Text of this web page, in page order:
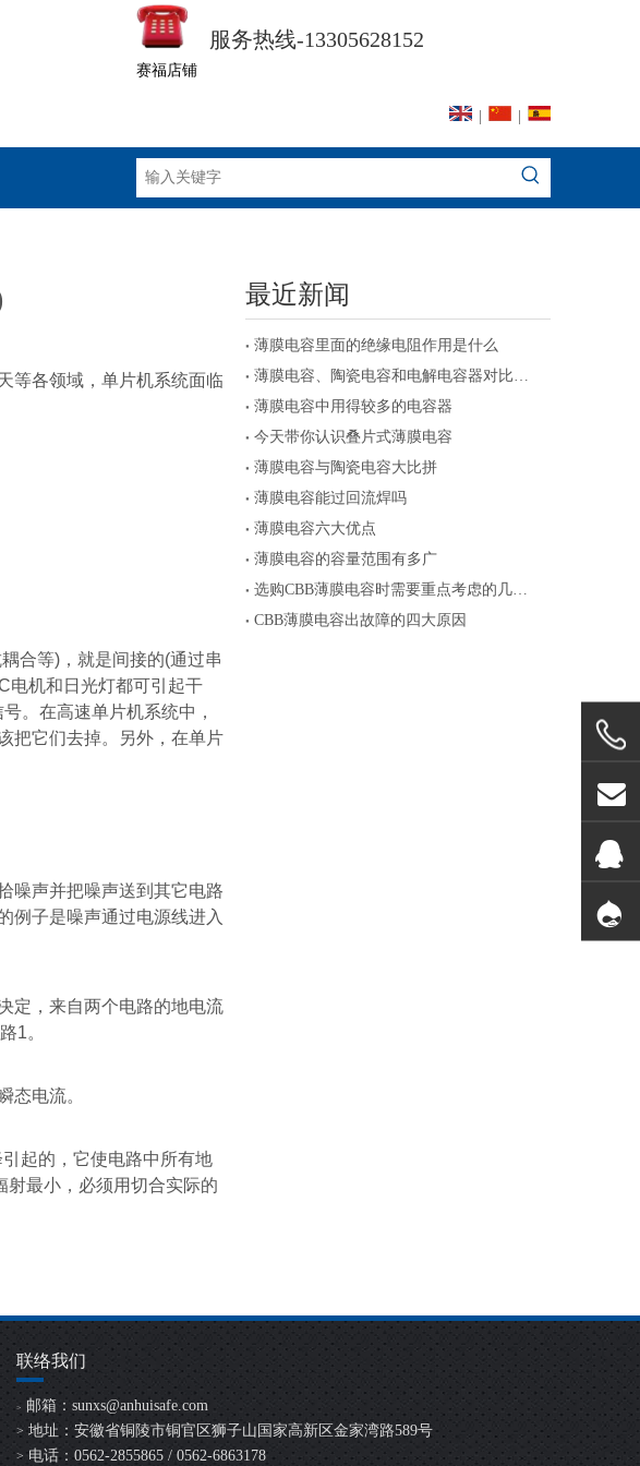
服务热线-13305628152
赛福店铺
等各领域，单片机系统面临
合等) ，就是间接的(通过串
电机和日光灯都可引起干
。在高速单片机系统中，
把它们去掉。另外，在单片
噪声并把噪声送到其它电路
例子是噪声通过电源线进入
定，来自两个电路的地电流
1。
态电流。
起的，它使电路中所有地
射最小，必须用切合实际的
最近新闻
薄膜电容里面的绝缘电阻作用是什么
薄膜电容、陶瓷电容和电解电容器对比及注意事项
薄膜电容中用得较多的电容器
今天带你认识叠片式薄膜电容
薄膜电容与陶瓷电容大比拼
薄膜电容能过回流焊吗
薄膜电容六大优点
薄膜电容的容量范围有多广
选购CBB薄膜电容时需要重点考虑的几个参数
CBB薄膜电容出故障的四大原因
联络我们
> 邮箱： sunxs@anhuisafe.com
> 地址：安徽省铜陵市铜官区狮子山国家高新区金家湾路589号
> 电话：0562-2855865 / 0562-6863178